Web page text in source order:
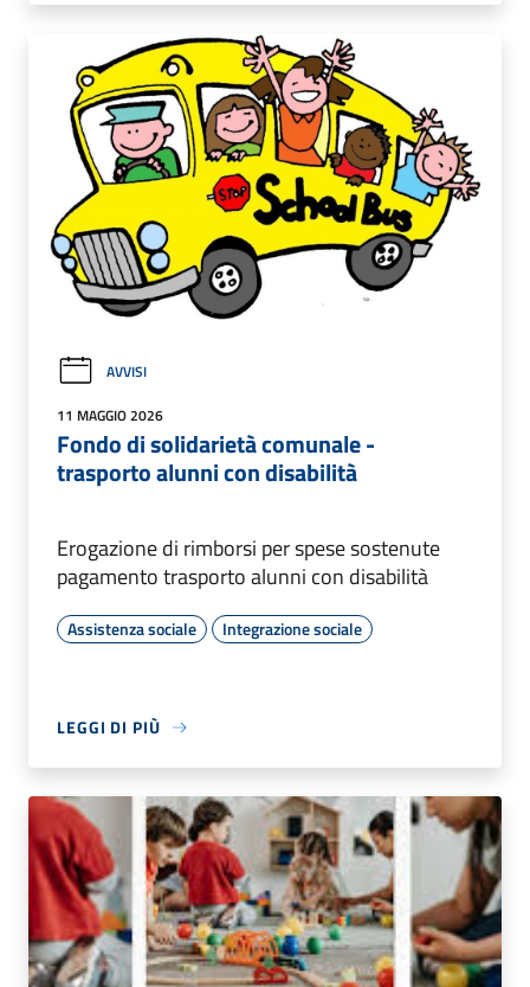
AVVISI
11 MAGGIO 2026
Fondo di solidarietà comunale -
trasporto alunni con disabilità
Erogazione di rimborsi per spese sostenute
pagamento trasporto alunni con disabilità
Assistenza sociale Integrazione sociale
LEGGI DI PIÙ